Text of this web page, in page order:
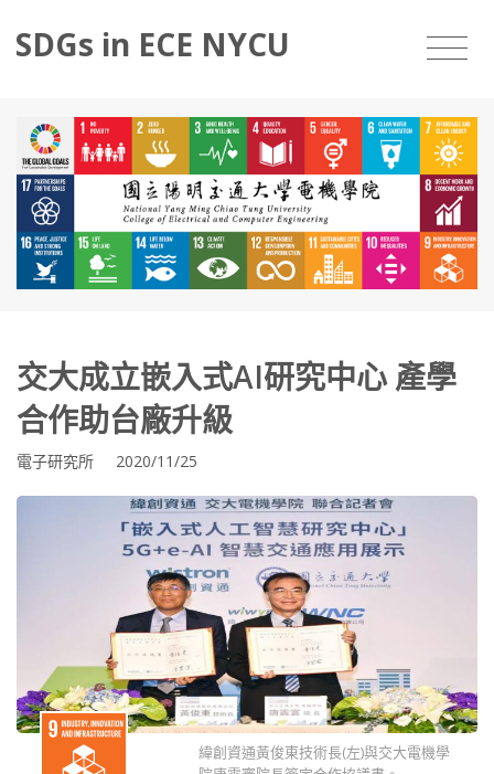
SDGs in ECE NYCU
交大成立嵌入式AI研究中心 產學
合作助台廠升級
電子研究所 2020/11/25
緯創資通黃俊東技術長(左)與交大電機學